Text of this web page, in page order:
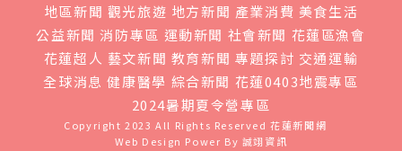
地區新聞 觀光旅遊 地方新聞 產業消費 美食生活
公益新聞 消防專區 運動新聞 社會新聞 花蓮區漁會
花蓮超人 藝文新聞 教育新聞 專題探討 交通運輸
全球消息 健康醫學 綜合新聞 花蓮0403地震專區
2024暑期夏令營專區
Copyright 2023 All Rights Reserved花蓮新聞網
Web Design Power By 誠翊資訊